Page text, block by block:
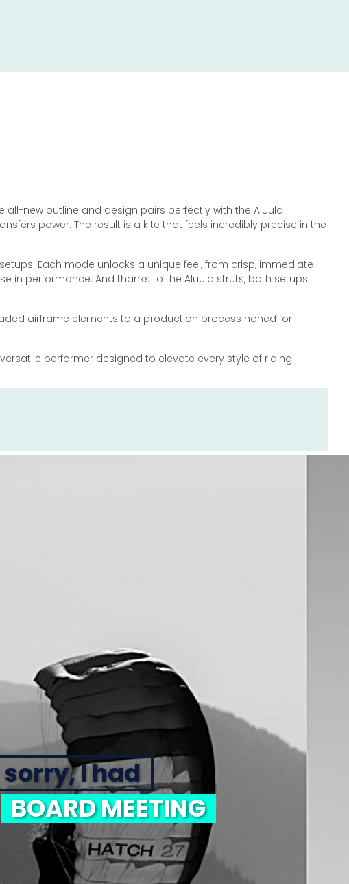
all-new outline and design pairs perfectly with the Aluula
power. The result is a kite that feels incredibly precise in the
Each mode unlocks a unique feel, from crisp, immediate
in performance. And thanks to the Aluula struts, both setups
airframe elements to a production process honed for
performer designed to elevate every style of riding.
sorry, I had
BOARD MEETING